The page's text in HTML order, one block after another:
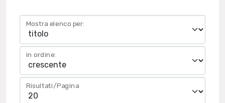
Mostra elenco per:
in ordine:
Risultati/Pagina